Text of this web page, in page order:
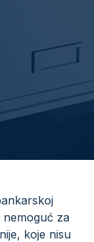
nemoguć za
koje nisu